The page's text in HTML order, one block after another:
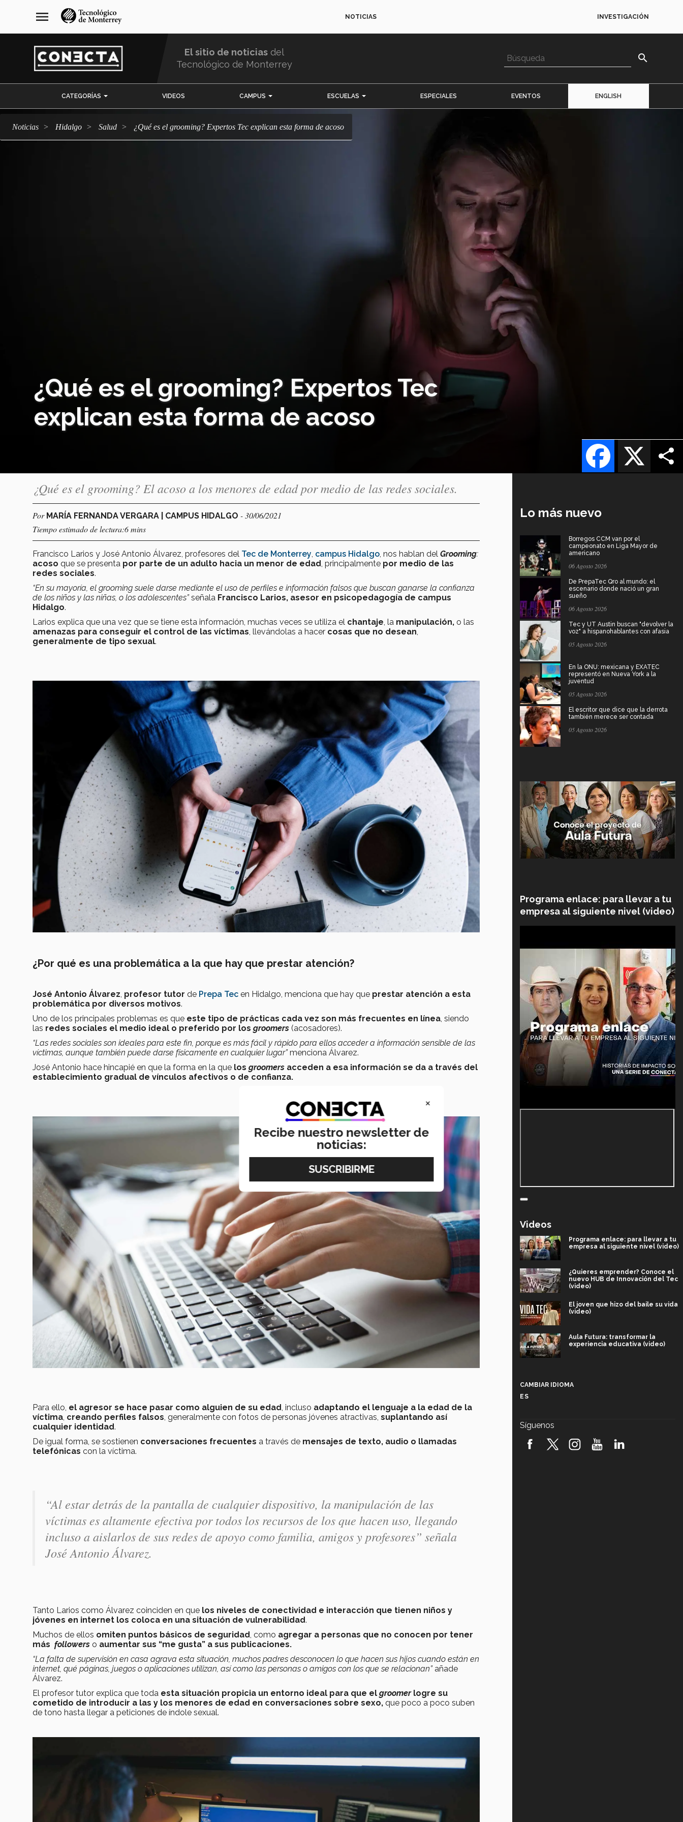
navegación
principal
menu NOTICIAS INVESTIGACIÓN
El sitio de noticias del
Tecnológico de Monterrey
search
CATEGORÍAS VIDEOS CAMPUS ESCUELAS ESPECIALES EVENTOS ENGLISH
Noticias Hidalgo salud ¿Qué es el grooming? Expertos Tec explican esta forma de acoso
¿Qué es el grooming? Expertos Tec
explican esta forma de acoso
X
Facebook
¿Qué es el grooming? El acoso a los menores de edad por medio de las redes sociales.
Por MARÍA FERNANDA VERGARA | CAMPUS HIDALGO - 30/06/2021
Tiempo estimado de lectura:6 mins
Francisco Larios y José Antonio Álvarez, profesores del Tec de Monterrey campus Hidalgo , nos hablan del Grooming:
acoso que se presenta por parte de un adulto hacia un menor de edad , principalmente por medio de las
redes sociales.
“En su mayoría, el grooming suele darse mediante el uso de perfiles e información falsos que buscan ganarse la confianza
de los niños y las niñas, o los adolescentes”señala Francisco Larios, asesor en psicopedagogía de campus
Hidalgo.
Larios explica que una vez que se tiene esta información, muchas veces se utiliza el chantaje , la manipulación, o las
amenazas para conseguir el control de las víctimas , llevándolas a hacer cosas que no desean
generalmente de tipo sexual.
¿Por qué es una problemática a la que hay que prestar atención?
José Antonio Álvarez profesor tutor de Prepa Tec en Hidalgo, menciona que hay que prestar atención a esta
problemática por diversos motivos.
Uno de los principales problemas es que este tipo de prácticas cada vez son más frecuentes en línea , siendo
las redes sociales el medio ideal o preferido por los groomers (acosadores).
“Las redes sociales son ideales para este fin, porque es más fácil y rápido para ellos acceder a información sensible de las
víctimas, aunque también puede darse físicamente en cualquier lugar”menciona Álvarez.
José Antonio hace hincapié en que la forma en la que los groomers acceden a esa información se da a través del
establecimiento gradual de vínculos afectivos o de confianza.
Para ello, el agresor se hace pasar como alguien de su edad , incluso adaptando el lenguaje a la edad de la
víctima creando perfiles falsos , generalmente con fotos de personas jóvenes atractivas, suplantando así
cualquier identidad.
De igual forma, se sostienen conversaciones frecuentes a través de mensajes de texto, audio o llamadas
telefónicas con la víctima.
“Al estar detrás de la pantalla de cualquier dispositivo, la manipulación de las
víctimas es altamente efectiva por todos los recursos de los que hacen uso, llegando
incluso a aislarlos de sus redes de apoyo como familia, amigos y profesores” señala
José Antonio Álvarez.
Tanto Larios como Álvarez coinciden en que los niveles de conectividad e interacción que tienen niños y
jóvenes en internet los coloca en una situación de vulnerabilidad.
Muchos de ellos omiten puntos básicos de seguridad , como agregar a personas que no conocen por tener
más followers o aumentar sus “me gusta” a sus publicaciones.
“La falta de supervisión en casa agrava esta situación, muchos padres desconocen lo que hacen sus hijos cuando están en
internet, qué páginas, juegos o aplicaciones utilizan, así como las personas o amigos con los que se relacionan”añade
Álvarez.
El profesor tutor explica que toda esta situación propicia un entorno ideal para que el groomerlogre su
cometido de introducir a las y los menores de edad en conversaciones sobre sexo, que poco a poco suben
de tono hasta llegar a peticiones de índole sexual.
Lo más nuevo
Borregos CCM van por el
campeonato en Liga Mayor de
americano
06 Agosto 2026
De PrepaTec Qro al mundo: el
escenario donde nació un gran
sueño
06 Agosto 2026
Tec y UT Austin buscan "devolver la
voz" a hispanohablantes con afasia
05 Agosto 2026
En la ONU: mexicana y EXATEC
representó en Nueva York a la
juventud
05 Agosto 2026
El escritor que dice que la derrota
también merece ser contada
05 Agosto 2026
Programa enlace: para llevar a tu
empresa al siguiente nivel (video)
Videos
Programa enlace: para llevar a tu
empresa al siguiente nivel (video)
¿Quieres emprender? Conoce el
nuevo HUB de Innovación del Tec
(video)
El joven que hizo del baile su vida
(video)
Aula Futura: transformar la
experiencia educativa (video)
robótica FIRST 2026! (video)
CAMBIAR IDIOMA
ES
Síguenos
×
Recibe nuestro newsletter de
noticias: